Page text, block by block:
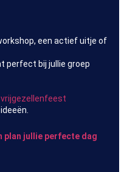
een actief uitje of
perfect bij jullie groep
plan jullie perfecte dag